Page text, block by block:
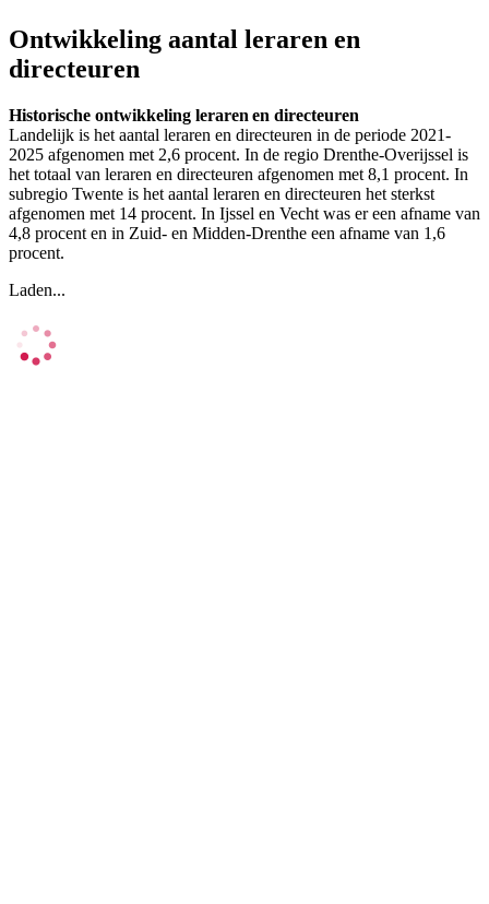
Ontwikkeling aantal leraren en
directeuren
Historische ontwikkeling leraren en directeuren
Landelijk is het aantal leraren en directeuren in de periode 2021-
2025 afgenomen met 2,6 procent. In de regio Drenthe-Overijssel is
het totaal van leraren en directeuren afgenomen met 8,1 procent. In
subregio Twente is het aantal leraren en directeuren het sterkst
afgenomen met 14 procent. In Ijssel en Vecht was er een afname van
4,8 procent en in Zuid- en Midden-Drenthe een afname van 1,6
procent.
Laden...